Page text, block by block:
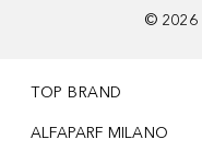
© 2026
TOP BRAND
ALFAPARF MILANO